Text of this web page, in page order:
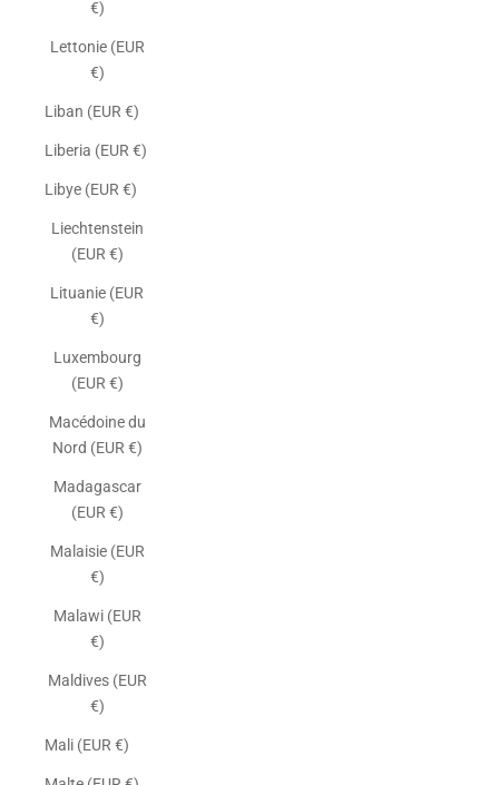
€)
Lettonie (EUR
€)
Liban (EUR €)
Liberia (EUR €)
Libye (EUR €)
Liechtenstein
(EUR €)
Lituanie (EUR
€)
Luxembourg
(EUR €)
Macédoine du
Nord (EUR €)
Madagascar
(EUR €)
Malaisie (EUR
€)
Malawi (EUR
€)
Maldives (EUR
€)
Mali (EUR €)